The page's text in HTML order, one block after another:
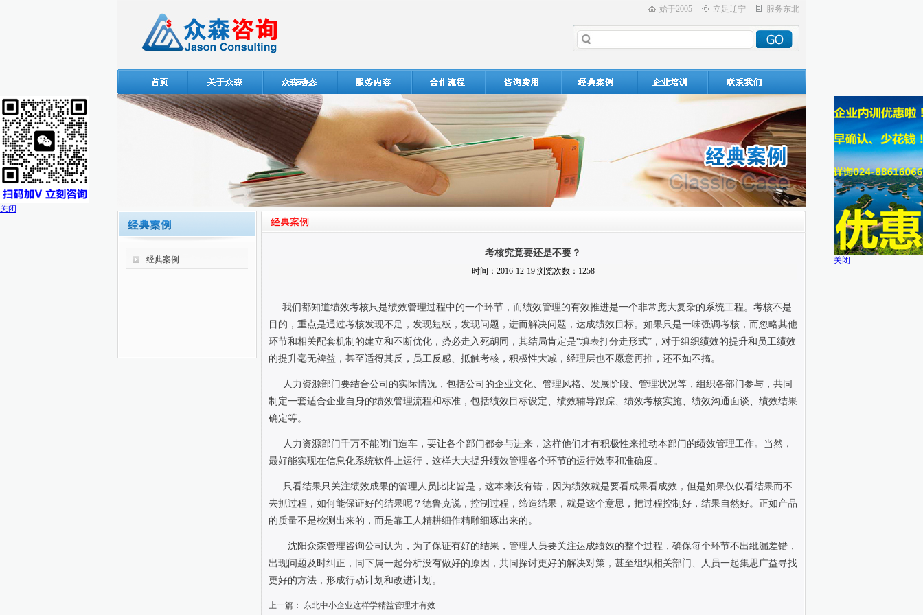
始于2005 立足辽宁 服务东北
经典案例
考核究竟要还是不要？
时间：2016-12-19 浏览次数：1258
我们都知道绩效考核只是绩效管理过程中的一个环节，而绩效管理的有效推进是一个非常庞大复杂的系统工程。考核不是
目的，重点是通过考核发现不足，发现短板，发现问题，进而解决问题，达成绩效目标。如果只是一味强调考核，而忽略其他
环节和相关配套机制的建立和不断优化，势必走入死胡同，其结局肯定是“填表打分走形式”，对于组织绩效的提升和员工绩效
的提升毫无裨益，甚至适得其反，员工反感、抵触考核，积极性大减，经理层也不愿意再推，还不如不搞。
人力资源部门要结合公司的实际情况，包括公司的企业文化、管理风格、发展阶段、管理状况等，组织各部门参与，共同
制定一套适合企业自身的绩效管理流程和标准，包括绩效目标设定、绩效辅导跟踪、绩效考核实施、绩效沟通面谈、绩效结果
确定等。
人力资源部门千万不能闭门造车，要让各个部门都参与进来，这样他们才有积极性来推动本部门的绩效管理工作。当然，
最好能实现在信息化系统软件上运行，这样大大提升绩效管理各个环节的运行效率和准确度。
只看结果只关注绩效成果的管理人员比比皆是，这本来没有错，因为绩效就是要看成果看成效，但是如果仅仅看结果而不
去抓过程，如何能保证好的结果呢？德鲁克说，控制过程，缔造结果，就是这个意思，把过程控制好，结果自然好。正如产品
的质量不是检测出来的，而是靠工人精耕细作精雕细琢出来的。
沈阳众森管理咨询公司认为，为了保证有好的结果，管理人员要关注达成绩效的整个过程，确保每个环节不出纰漏差错，
出现问题及时纠正，同下属一起分析没有做好的原因，共同探讨更好的解决对策，甚至组织相关部门、人员一起集思广益寻找
更好的方法，形成行动计划和改进计划。
上一篇： 东北中小企业这样学精益管理才有效
关闭
关闭